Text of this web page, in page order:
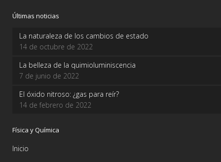
Últimas noticias
La naturaleza de los cambios de estado
14 de octubre de 2022
La belleza de la quimioluminiscencia
7 de junio de 2022
El óxido nitroso: ¿gas para reír?
14 de febrero de 2022
Física y Química
Inicio